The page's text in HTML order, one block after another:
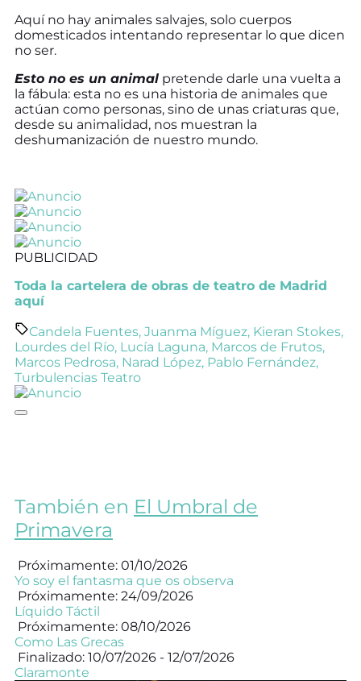
Aquí no hay animales salvajes, solo cuerpos
domesticados intentando representar lo que dicen
no ser.
Esto no es un animal pretende darle una vuelta a
la fábula: esta no es una historia de animales que
actúan como personas, sino de unas criaturas que,
desde su animalidad, nos muestran la
deshumanización de nuestro mundo.
PUBLICIDAD
Toda la cartelera de obras de teatro de Madrid
aquí
Candela Fuentes, Juanma Míguez, Kieran Stokes,
Lourdes del Río, Lucía Laguna, Marcos de Frutos,
Marcos Pedrosa, Narad López, Pablo Fernández,
Turbulencias Teatro
También en El Umbral de
Primavera
Próximamente: 01/10/2026
Yo soy el fantasma que os observa
Próximamente: 24/09/2026
Líquido Táctil
Próximamente: 08/10/2026
Como Las Grecas
Finalizado: 10/07/2026 - 12/07/2026
Claramonte